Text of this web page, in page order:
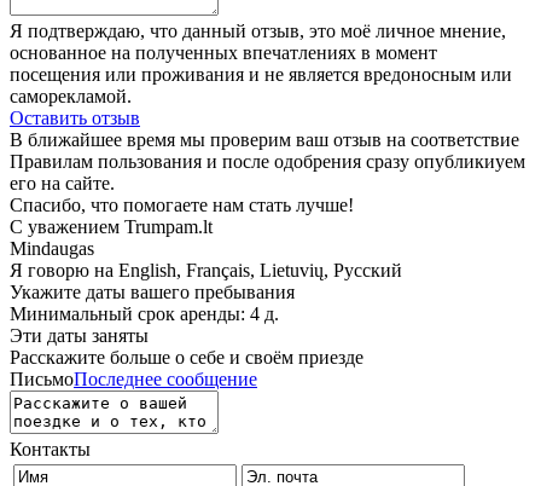
Я подтверждаю, что данный отзыв, это моё личное мнение,
основанное на полученных впечатлениях в момент
посещения или проживания и не является вредоносным или
саморекламой.
Оставить отзыв
В ближайшее время мы проверим ваш отзыв на соответствие
Правилам пользования и после одобрения сразу опубликиуем
его на сайте.
Спасибо, что помогаете нам стать лучше!
С уважением Trumpam.lt
Mindaugas
Я говорю на English, Français, Lietuvių, Русский
Укажите даты вашего пребывания
Минимальный срок аренды: 4 д.
Эти даты заняты
Расскажите больше о себе и своём приезде
ПисьмоПоследнее сообщение
Контакты